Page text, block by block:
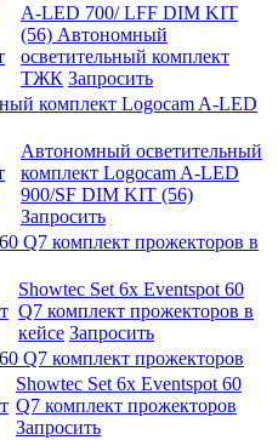
A-LED 700/ LFF DIM KIT
(56) Автономный
осветительный комплект
ТЖК Запросить
комплект Logocam A-LED
Автономный осветительный
комплект Logocam A-LED
900/SF DIM KIT (56)
Запросить
Q7 комплект прожекторов в
Showtec Set 6x Eventspot 60
Q7 комплект прожекторов в
кейсе Запросить
Q7 комплект прожекторов
Showtec Set 6x Eventspot 60
Q7 комплект прожекторов
Запросить